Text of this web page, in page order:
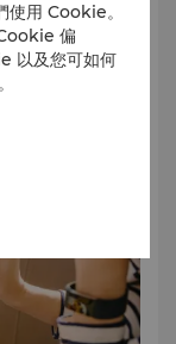
使用 Cookie。
偏
以及您可如何
。